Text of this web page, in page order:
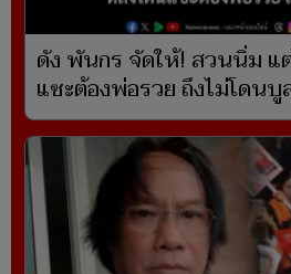
ดัง พันกร จัดให้! สวนนิ่ม แ
แซะต้องพ่อรวย ถึงไม่โดนบู